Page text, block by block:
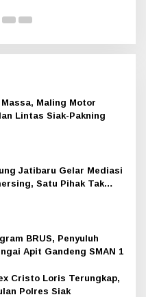
Maling Motor
Lintas Siak-Pakning
Jatibaru Gelar Mediasi
Satu Pihak Tak
BRUS, Penyuluh
Apit Gandeng SMAN 1
Cristo Loris Terungkap,
Polres Siak